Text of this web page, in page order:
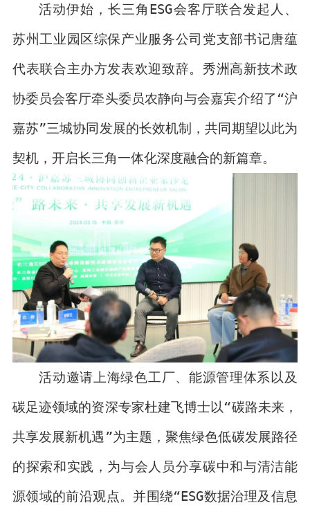
活动伊始，长三角ESG会客厅联合发起人、
苏州工业园区综保产业服务公司党支部书记唐蕴
代表联合主办方发表欢迎致辞。秀洲高新技术政
协委员会客厅牵头委员农静向与会嘉宾介绍了“沪
嘉苏”三城协同发展的长效机制，共同期望以此为
契机，开启长三角一体化深度融合的新篇章。
活动邀请上海绿色工厂、能源管理体系以及
碳足迹领域的资深专家杜建飞博士以“碳路未来，
共享发展新机遇”为主题，聚焦绿色低碳发展路径
的探索和实践，为与会人员分享碳中和与清洁能
源领域的前沿观点。并围绕“ESG数据治理及信息